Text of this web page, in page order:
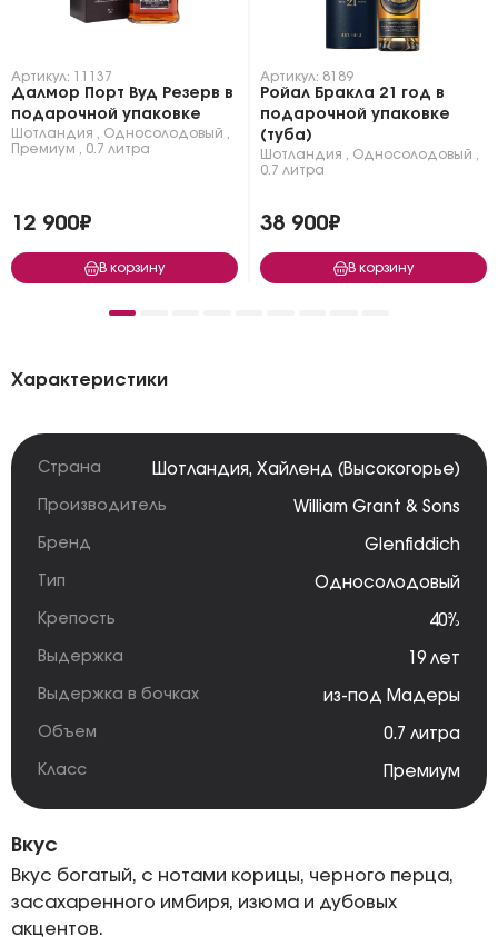
Артикул: 11137
Далмор Порт Вуд Резерв в
подарочной упаковке
Шотландия Односолодовый
Премиум
0.7 литра
12 900₽
В корзину
Артикул: 8189
Ройал Бракла 21 год в
подарочной упаковке
(туба)
Шотландия Односолодовый
0.7 литра
38 900₽
В корзину
Характеристики
Страна Шотландия, Хайленд (Высокогорье)
Производитель William Grant & Sons
Бренд Glenfiddich
Тип Односолодовый
Крепость 40%
Выдержка 19 лет
Выдержка в бочках из-под Мадеры
Объем 0.7 литра
Класс Премиум
Вкус
Вкус богатый, с нотами корицы, черного перца,
засахаренного имбиря, изюма и дубовых
акцентов.